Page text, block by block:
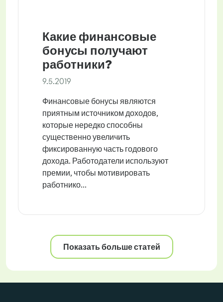
Какие финансовые
бонусы получают
работники?
9.5.2019
Финансовые бонусы являются
приятным источником доходов,
которые нередко способны
существенно увеличить
фиксированную часть годового
дохода. Работодатели используют
премии, чтобы мотивировать
работнико...
Показать больше статей